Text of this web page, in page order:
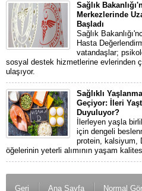
Sağlık
Merkezlerinde
Başladı
Sağlık
Hasta
vatandaşlar;
sosyal destek hizmetlerine evlerinden
ulaşıyor.
Sağlıklı
Geçiyor: İleri
Duyuluyor?
İlerleyen yaşla
için dengeli
protein, kalsiyum,
öğelerinin yeterli alımının yaşam
Geri Ana Sayfa Normal